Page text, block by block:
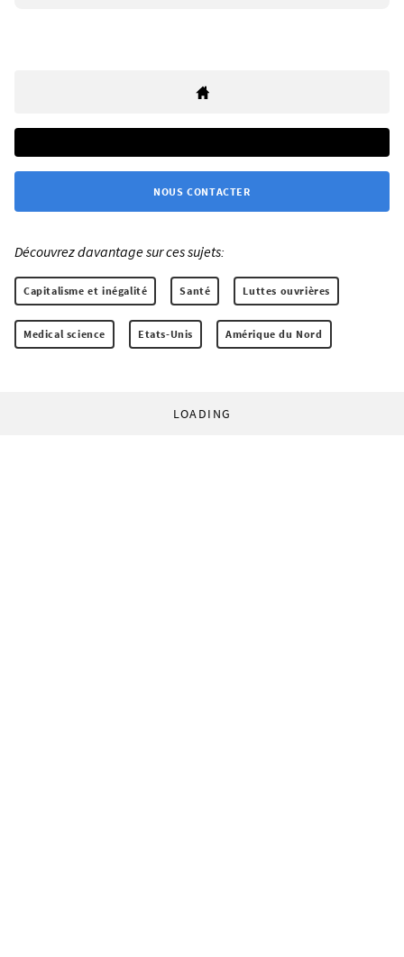
NOUS CONTACTER
Découvrez davantage sur ces sujets:
Capitalisme et inégalité Santé Luttes ouvrières
Medical science Etats-Unis Amérique du Nord
LOADING